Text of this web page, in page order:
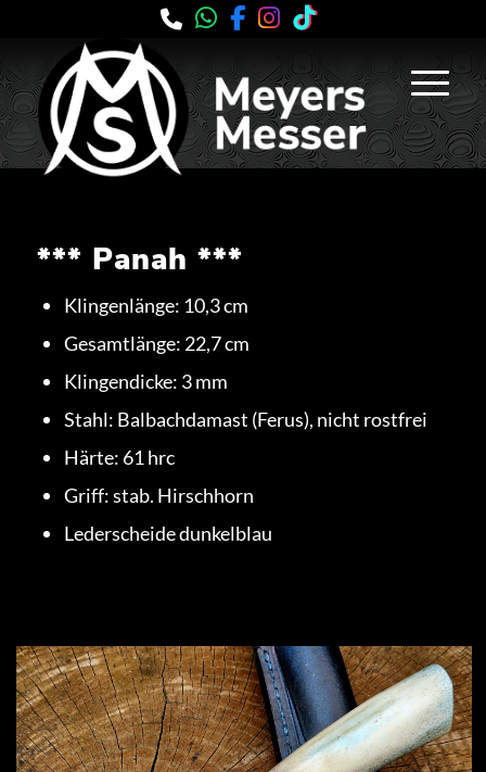
*** Panah ***
Klingenlänge: 10,3 cm
Gesamtlänge: 22,7 cm
Klingendicke: 3 mm
Stahl: Balbachdamast (Ferus), nicht rostfrei
Härte: 61 hrc
Griff: stab. Hirschhorn
Lederscheide dunkelblau